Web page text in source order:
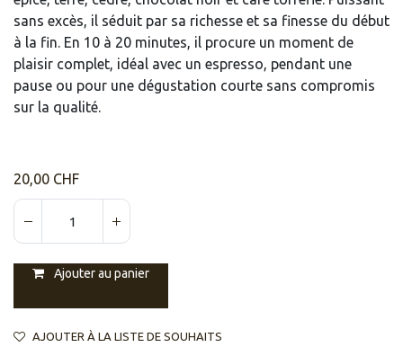
sans excès, il séduit par sa richesse et sa finesse du début
à la fin. En 10 à 20 minutes, il procure un moment de
plaisir complet, idéal avec un espresso, pendant une
pause ou pour une dégustation courte sans compromis
sur la qualité.
20,00 CHF
Ajouter au panier
AJOUTER À LA LISTE DE SOUHAITS